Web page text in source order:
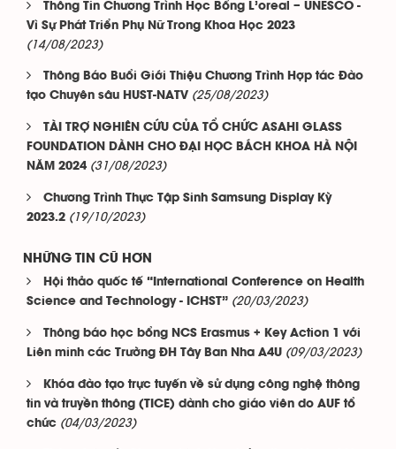
Thông Tin Chương Trình Học Bổng L’oreal – UNESCO -
Vì Sự Phát Triển Phụ Nữ Trong Khoa Học 2023
(14/08/2023)
Thông Báo Buổi Giới Thiệu Chương Trình Hợp tác Đào
tạo Chuyên sâu HUST-NATV (25/08/2023)
TÀI TRỢ NGHIÊN CỨU CỦA TỔ CHỨC ASAHI GLASS
FOUNDATION DÀNH CHO ĐẠI HỌC BÁCH KHOA HÀ NỘI
NĂM 2024 (31/08/2023)
Chương Trình Thực Tập Sinh Samsung Display Kỳ
2023.2 (19/10/2023)
NHỮNG TIN CŨ HƠN
Hội thảo quốc tế “International Conference on Health
Science and Technology - ICHST” (20/03/2023)
Thông báo học bổng NCS Erasmus + Key Action 1 với
Liên minh các Trường ĐH Tây Ban Nha A4U (09/03/2023)
Khóa đào tạo trực tuyến về sử dụng công nghệ thông
tin và truyền thông (TICE) dành cho giáo viên do AUF tổ
chức (04/03/2023)